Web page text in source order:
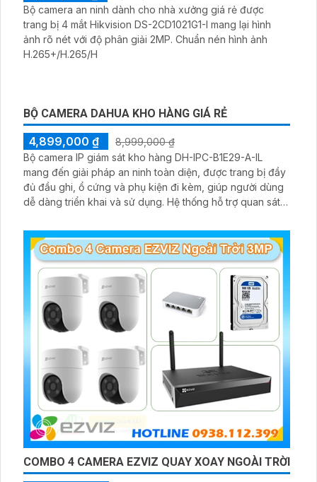
BỘ CAMERA GIÁM SÁT NHÀ XƯỞNG GIÁ RẺ
4,700,000 ₫
8,399,000 ₫
Bộ camera an ninh dành cho nhà xưởng giá rẻ được
ảnh rõ nét với độ phân giải 2MP. Chuẩn nén hình ảnh
H.265+/H.265/H